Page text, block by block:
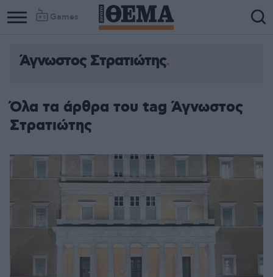
Games
Άγνωστος Στρατιώτης
Όλα τα άρθρα του tag Άγνωστος
Στρατιώτης